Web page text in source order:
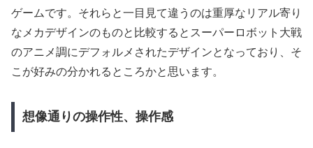
ゲームです。それらと一目見て違うのは重厚なリアル寄り
なメカデザインのものと比較するとスーパーロボット大戦
のアニメ調にデフォルメされたデザインとなっており、そ
こが好みの分かれるところかと思います。
想像通りの操作性、操作感